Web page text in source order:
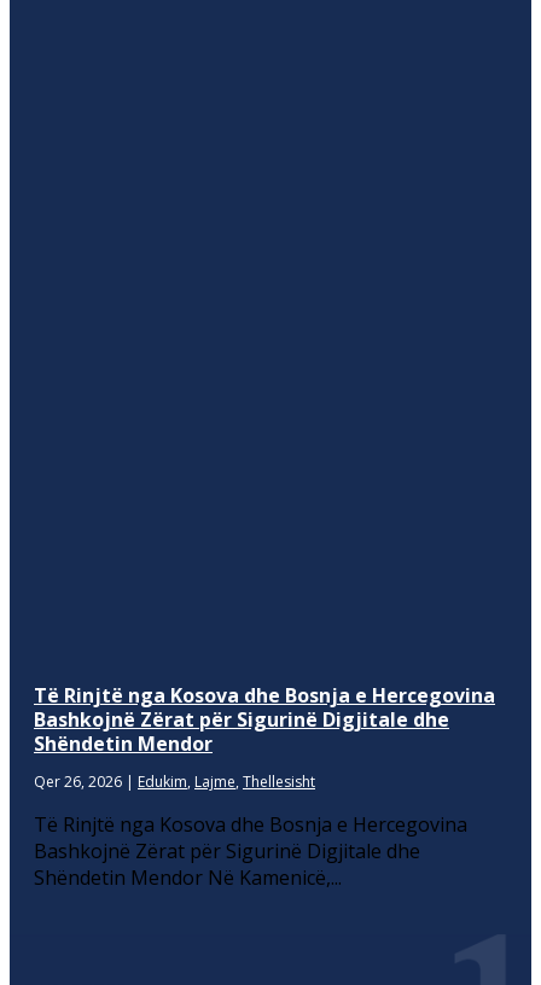
Të Rinjtë nga Kosova dhe Bosnja e Hercegovina
Bashkojnë Zërat për Sigurinë Digjitale dhe
Shëndetin Mendor
Qer 26, 2026 | Edukim, Lajme, Thellesisht
Të Rinjtë nga Kosova dhe Bosnja e Hercegovina
Bashkojnë Zërat për Sigurinë Digjitale dhe
Shëndetin Mendor Në Kamenicë,...